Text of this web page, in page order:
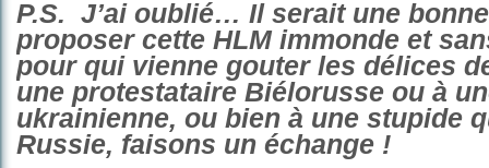
P.S. J’ai oublié… Il serait une
proposer cette HLM immonde et
pour qui vienne gouter les délices
une protestataire Biélorusse ou à
ukrainienne, ou bien à une stupide
Russie, faisons un échange !